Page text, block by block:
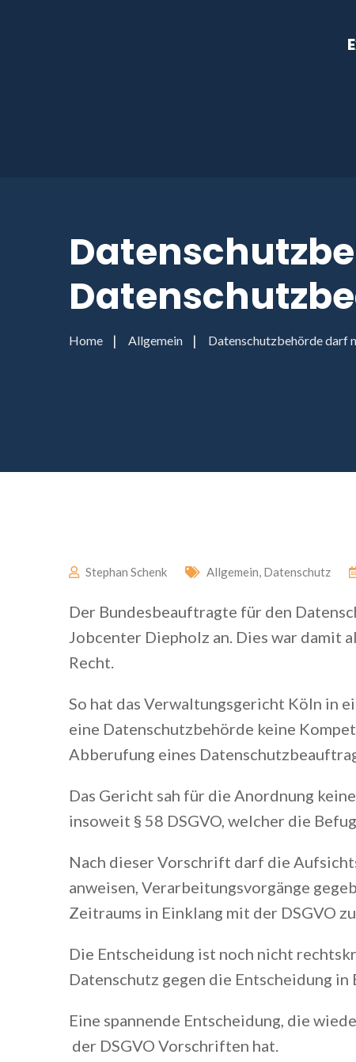
Home Allgemein Datenschutzbehörde darf
Stephan Schenk Allgemein, Datenschutz
Der Bundesbeauftragte für den
Jobcenter Diepholz an. Dies war damit
Recht.
So hat das Verwaltungsgericht Köln in
eine Datenschutzbehörde keine
Abberufung eines
Das Gericht sah für die Anordnung
insoweit § 58 DSGVO, welcher die
Nach dieser Vorschrift darf die
anweisen, Verarbeitungsvorgänge
Zeitraums in Einklang mit der DSGVO
Die Entscheidung ist noch nicht
Datenschutz gegen die Entscheidung in
Eine spannende Entscheidung, die
der DSGVO Vorschriften hat.